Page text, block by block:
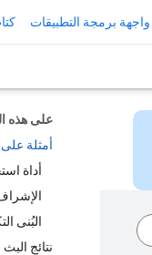
برمجة التطبيقات
على هذه
أمثلة على
أداة
البُنى
نتائج البث